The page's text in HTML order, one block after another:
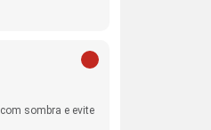
sombra e evite